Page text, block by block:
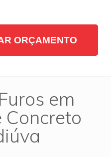
ORÇAMENTO
em
Concreto